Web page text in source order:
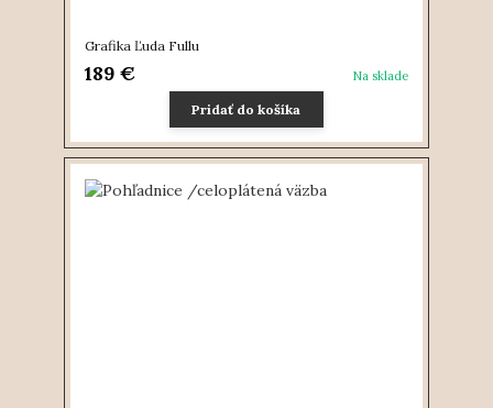
Grafika Ľuda Fullu
189 € Na sklade
Pridať do košíka